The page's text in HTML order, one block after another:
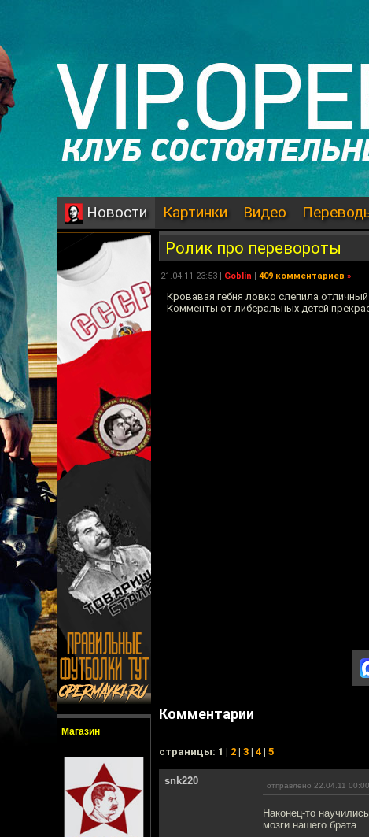
Новости Картинки Видео
Магазин
Ролик про перевороты
21.04.11 23:53 | Goblin | 409 комментариев »
Кровавая гебня ловко слепила
Комменты от либеральных детей
Комментарии
cтраницы: 1 | 2 | 3 | 4 | 5
snk220 отправлено 22.04.11 00:00
Наконец-то
мозги нашего брата...